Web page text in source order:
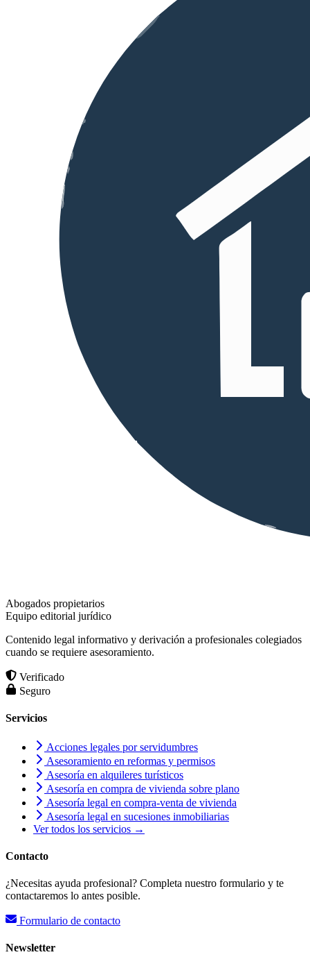
Abogados propietarios
Equipo editorial jurídico
Contenido legal informativo y derivación a profesionales colegiados
cuando se requiere asesoramiento.
Verificado
Seguro
Servicios
Acciones legales por servidumbres
Asesoramiento en reformas y permisos
Asesoría en alquileres turísticos
Asesoría en compra de vivienda sobre plano
Asesoría legal en compra-venta de vivienda
Asesoría legal en sucesiones inmobiliarias
Ver todos los servicios →
Contacto
¿Necesitas ayuda profesional? Completa nuestro formulario y te
contactaremos lo antes posible.
Formulario de contacto
Newsletter